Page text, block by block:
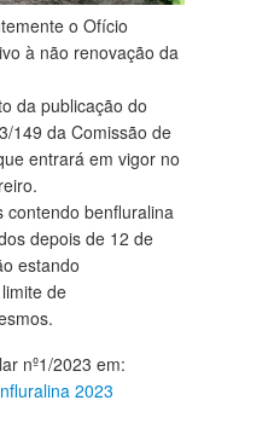
o Ofício
à não renovação da
da publicação do
149 da Comissão de
entrará em vigor no
contendo benfluralina
depois de 12 de
estando
de
nº1/2023 em:
2023